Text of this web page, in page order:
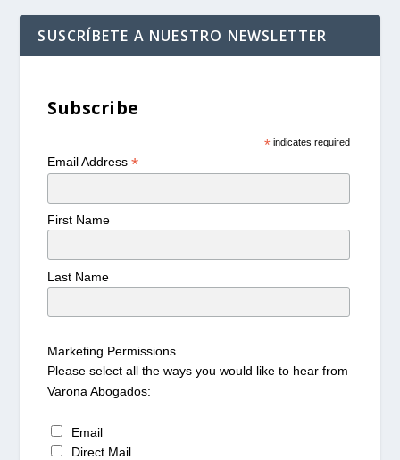
SUSCRÍBETE A NUESTRO NEWSLETTER
Subscribe
*indicates required
Email Address*
First Name
Last Name
Marketing Permissions
Please select all the ways you would like to hear from
Varona Abogados:
Email
Direct Mail